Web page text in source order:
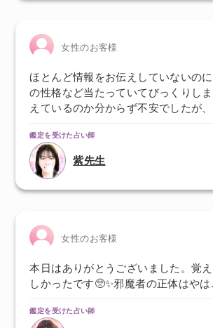
女性のお客様
ほとんど情報をお伝えしていないの
の性格など当たっていてびっくりし
えているのか分からず不安でしたが
鑑定を受けた占い師
紫先生
女性のお客様
本日はありがとうございました。覚
しかったです🥺✨邪魔者の正体はや
鑑定を受けた占い師